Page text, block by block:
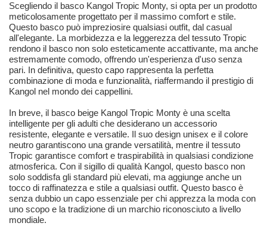
Scegliendo il basco Kangol Tropic Monty, si opta per un prodotto
meticolosamente progettato per il massimo comfort e stile.
Questo basco può impreziosire qualsiasi outfit, dal casual
all'elegante. La morbidezza e la leggerezza del tessuto Tropic
rendono il basco non solo esteticamente accattivante, ma anche
estremamente comodo, offrendo un'esperienza d'uso senza
pari. In definitiva, questo capo rappresenta la perfetta
combinazione di moda e funzionalità, riaffermando il prestigio di
Kangol nel mondo dei cappellini.
In breve, il basco beige Kangol Tropic Monty è una scelta
intelligente per gli adulti che desiderano un accessorio
resistente, elegante e versatile. Il suo design unisex e il colore
neutro garantiscono una grande versatilità, mentre il tessuto
Tropic garantisce comfort e traspirabilità in qualsiasi condizione
atmosferica. Con il sigillo di qualità Kangol, questo basco non
solo soddisfa gli standard più elevati, ma aggiunge anche un
tocco di raffinatezza e stile a qualsiasi outfit. Questo basco è
senza dubbio un capo essenziale per chi apprezza la moda con
uno scopo e la tradizione di un marchio riconosciuto a livello
mondiale.